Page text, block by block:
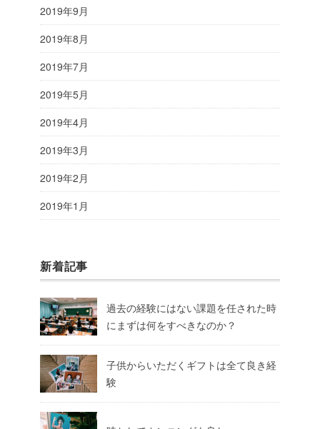
2019年9月
2019年8月
2019年7月
2019年5月
2019年4月
2019年3月
2019年2月
2019年1月
新着記事
過去の経験にはない課題を任された時
にまずは何をすべきなのか？
子供からいただくギフトは全て良き経
験